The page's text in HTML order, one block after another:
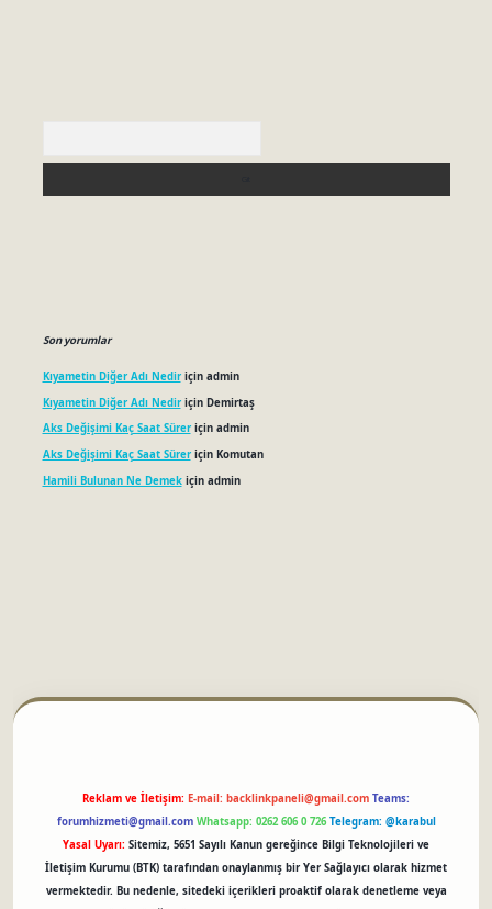
Son yorumlar
Kıyametin Diğer Adı Nediriçin admin
Kıyametin Diğer Adı Nediriçin Demirtaş
Aks Değişimi Kaç Saat Süreriçin admin
Aks Değişimi Kaç Saat Süreriçin Komutan
Hamili Bulunan Ne Demekiçin admin
Reklam ve İletişim: E-mail: backlinkpaneli@gmail.com Teams:
forumhizmeti@gmail.com Whatsapp: 0262 606 0 726 Telegram: @karabul
Yasal Uyarı: Sitemiz, 5651 Sayılı Kanun gereğince Bilgi Teknolojileri ve
İletişim Kurumu (BTK) tarafından onaylanmış bir Yer Sağlayıcı olarak hizmet
vermektedir. Bu nedenle, sitedeki içerikleri proaktif olarak denetleme veya